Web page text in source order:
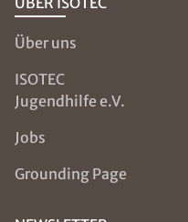
Über uns
ISOTEC
Jugendhilfe e.V.
Jobs
Grounding Page